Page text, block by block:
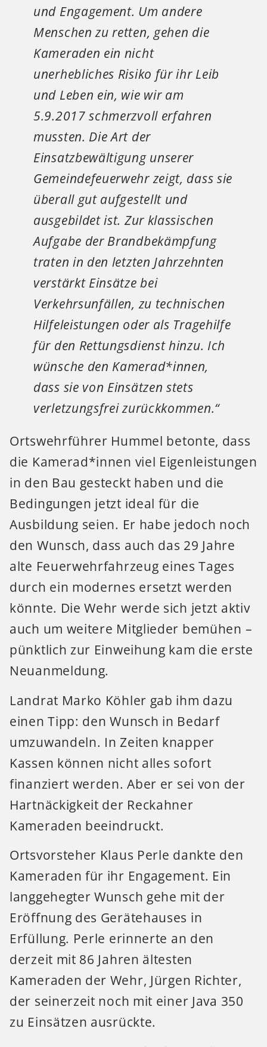
und Engagement. Um andere
Menschen zu retten, gehen die
Kameraden ein nicht
unerhebliches Risiko für ihr Leib
und Leben ein, wie wir am
5.9.2017 schmerzvoll erfahren
mussten. Die Art der
Einsatzbewältigung unserer
Gemeindefeuerwehr zeigt, dass sie
überall gut aufgestellt und
ausgebildet ist. Zur klassischen
Aufgabe der Brandbekämpfung
traten in den letzten Jahrzehnten
verstärkt Einsätze bei
Verkehrsunfällen, zu technischen
Hilfeleistungen oder als Tragehilfe
für den Rettungsdienst hinzu. Ich
wünsche den Kamerad*innen,
dass sie von Einsätzen stets
verletzungsfrei zurückkommen.“
Ortswehrführer Hummel betonte, dass
die Kamerad*innen viel Eigenleistungen
in den Bau gesteckt haben und die
Bedingungen jetzt ideal für die
Ausbildung seien. Er habe jedoch noch
den Wunsch, dass auch das 29 Jahre
alte Feuerwehrfahrzeug eines Tages
durch ein modernes ersetzt werden
könnte. Die Wehr werde sich jetzt aktiv
auch um weitere Mitglieder bemühen –
pünktlich zur Einweihung kam die erste
Neuanmeldung.
Landrat Marko Köhler gab ihm dazu
einen Tipp: den Wunsch in Bedarf
umzuwandeln. In Zeiten knapper
Kassen können nicht alles sofort
finanziert werden. Aber er sei von der
Hartnäckigkeit der Reckahner
Kameraden beeindruckt.
Ortsvorsteher Klaus Perle dankte den
Kameraden für ihr Engagement. Ein
langgehegter Wunsch gehe mit der
Eröffnung des Gerätehauses in
Erfüllung. Perle erinnerte an den
derzeit mit 86 Jahren ältesten
Kameraden der Wehr, Jürgen Richter,
der seinerzeit noch mit einer Java 350
zu Einsätzen ausrückte.